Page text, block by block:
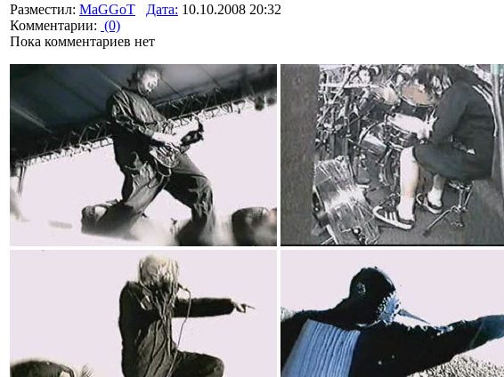
Разместил: MaGGoT Дата: 10.10.2008 20:32
Комментарии: (0)
Пока комментариев нет